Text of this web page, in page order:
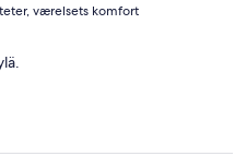
værelsets komfort